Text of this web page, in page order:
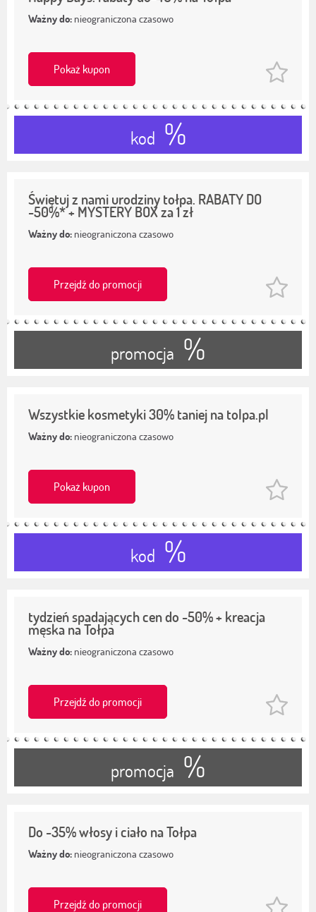
Ważny do: nieograniczona czasowo
Pokaż kupon
kod %
Świętuj z nami urodziny tołpa. RABATY DO
-50%* + MYSTERY BOX za 1 zł
Ważny do: nieograniczona czasowo
Przejdź do promocji
promocja %
Wszystkie kosmetyki 30% taniej na tolpa.pl
Ważny do: nieograniczona czasowo
Pokaż kupon
kod %
tydzień spadających cen do -50% + kreacja
męska na Tołpa
Ważny do: nieograniczona czasowo
Przejdź do promocji
promocja %
Do -35% włosy i ciało na Tołpa
Ważny do: nieograniczona czasowo
Przejdź do promocji